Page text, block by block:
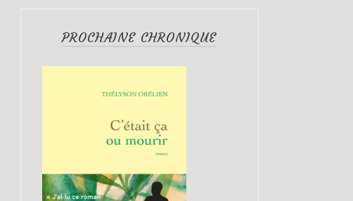
PROCHAINE CHRONIQUE